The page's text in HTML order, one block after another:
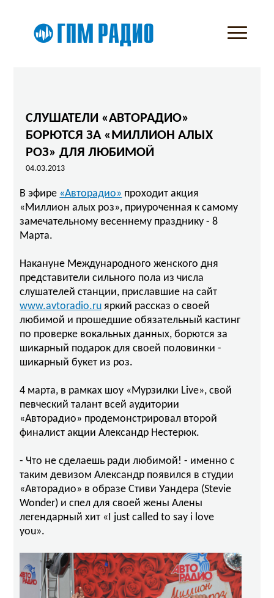
СЛУШАТЕЛИ «АВТОРАДИО»
БОРЮТСЯ ЗА «МИЛЛИОН АЛЫХ
РОЗ» ДЛЯ ЛЮБИМОЙ
04.03.2013
В эфире «Авторадио» проходит акция
«Миллион алых роз», приуроченная к самому
замечательному весеннему празднику - 8
Марта.
Накануне Международного женского дня
представители сильного пола из числа
слушателей станции, приславшие на сайт
www.avtoradio.ru яркий рассказ о своей
любимой и прошедшие обязательный кастинг
по проверке вокальных данных, борются за
шикарный подарок для своей половинки -
шикарный букет из роз.
4 марта, в рамках шоу «Мурзилки Live», свой
певческий талант всей аудитории
«Авторадио» продемонстрировал второй
финалист акции Александр Нестерюк.
- Что не сделаешь ради любимой! - именно с
таким девизом Александр появился в студии
«Авторадио» в образе Стиви Уандера (Stevie
Wonder) и спел для своей жены Алены
легендарный хит «I just called to say i love
you».